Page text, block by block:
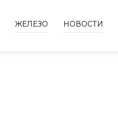
ЖЕЛЕЗО НОВОСТИ